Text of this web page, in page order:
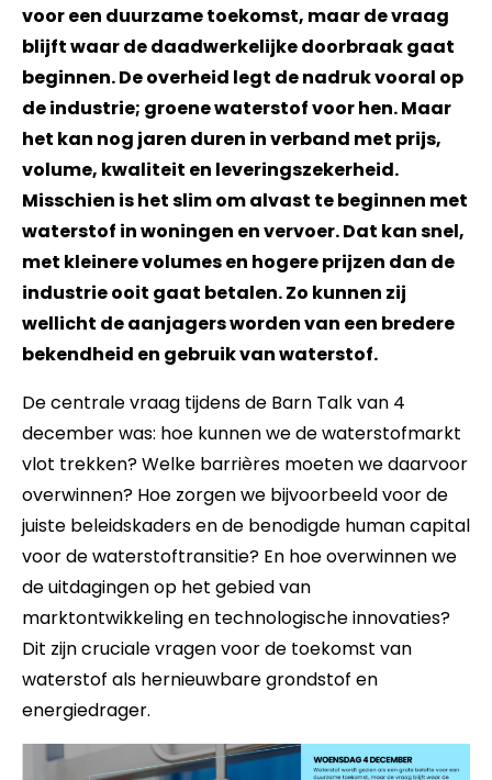
voor een duurzame toekomst, maar de vraag
blijft waar de daadwerkelijke doorbraak gaat
beginnen. De overheid legt de nadruk vooral op
de industrie; groene waterstof voor hen. Maar
het kan nog jaren duren in verband met prijs,
volume, kwaliteit en leveringszekerheid.
Misschien is het slim om alvast te beginnen met
waterstof in woningen en vervoer. Dat kan snel,
met kleinere volumes en hogere prijzen dan de
industrie ooit gaat betalen. Zo kunnen zij
wellicht de aanjagers worden van een bredere
bekendheid en gebruik van waterstof.
De centrale vraag tijdens de Barn Talk van 4
december was: hoe kunnen we de waterstofmarkt
vlot trekken? Welke barrières moeten we daarvoor
overwinnen? Hoe zorgen we bijvoorbeeld voor de
juiste beleidskaders en de benodigde human capital
voor de waterstoftransitie? En hoe overwinnen we
de uitdagingen op het gebied van
marktontwikkeling en technologische innovaties?
Dit zijn cruciale vragen voor de toekomst van
waterstof als hernieuwbare grondstof en
energiedrager.